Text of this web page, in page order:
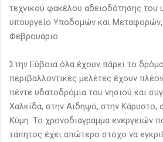
τεχνικού φακέλου αδειοδότησης του
υπουργείο Υποδομών και
Φεβρουάριο.
Στην Εύβοια όλα έχουν πάρει το
περιβαλλοντικές μελέτες έχουν
πέντε υδατοδρόμια του νησιού και
Χαλκίδα, στην Αιδηψό, στην Κάρυστο,
Κύμη. Το χρονοδιάγραμμα ενεργειών
τάπητος έχει απώτερο στόχο να